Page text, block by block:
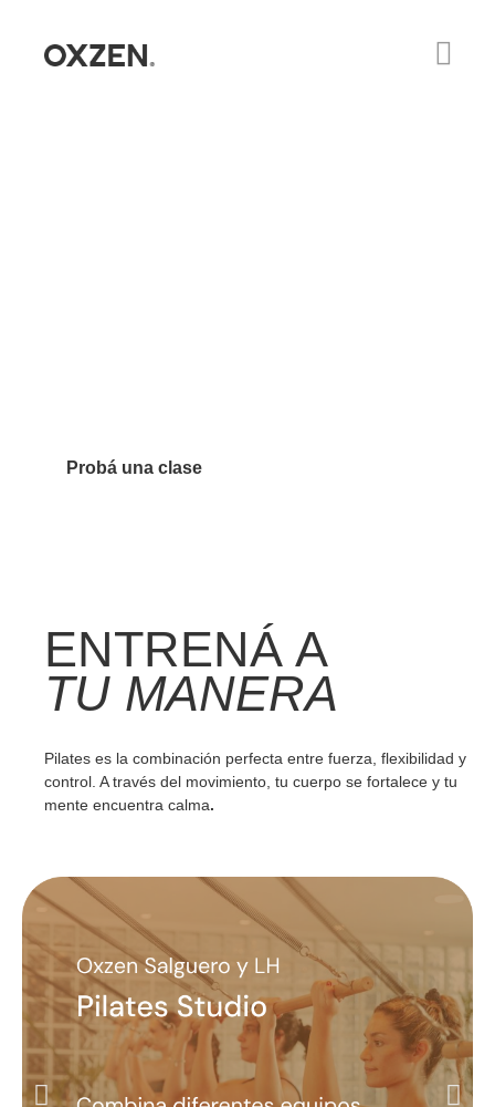
Probá una clase
ENTRENÁ A
TU MANERA
Pilates es la combinación perfecta entre fuerza, flexibilidad y
control. A través del movimiento, tu cuerpo se fortalece y tu
mente encuentra calma.